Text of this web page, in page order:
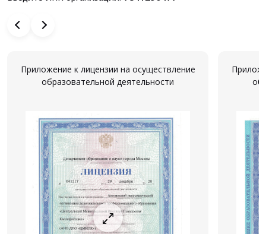
Приложение к лицензии на осуществление
образовательной деятельности